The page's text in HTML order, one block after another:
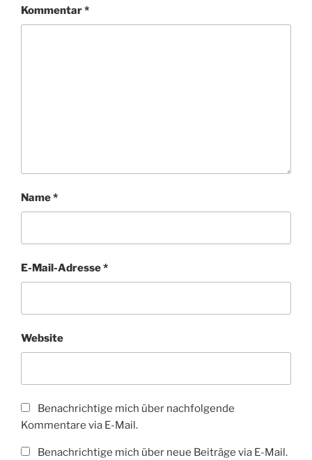
Kommentar*
Name*
E-Mail-Adresse*
Website
Benachrichtige mich über nachfolgende
Kommentare via E-Mail.
Benachrichtige mich über neue Beiträge via E-Mail.